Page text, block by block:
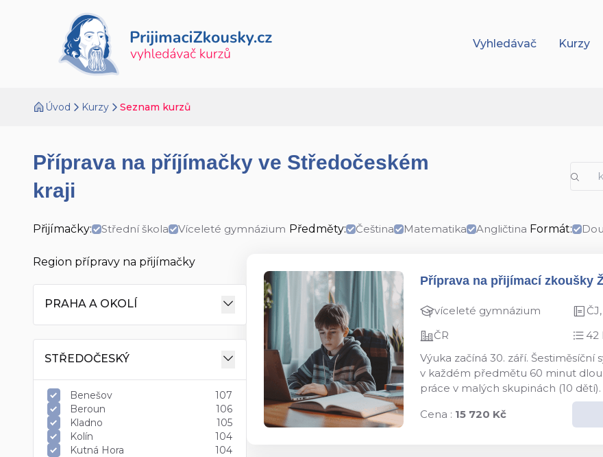
Vyhledávač Kurzy
Úvod Kurzy Seznam kurzů
Příprava na příjímačky ve Středočeském
kraji
Přijímačky: Střední škola Víceleté gymnázium Předměty: Čeština Matematika Angličtina Formát:
Region přípravy na přijímačky
PRAHA A OKOLÍ
STŘEDOČESKÝ
Benešov
107
Beroun
106
Kladno
105
Kolín
104
Kutná Hora
104
Příprava na přijímací zkoušky
víceleté gymnázium
ČR
42
Výuka začíná 30. září.
v každém předmětu 60 minut
práce v malých skupinách (10 dětí).
Cena : 15 720 Kč